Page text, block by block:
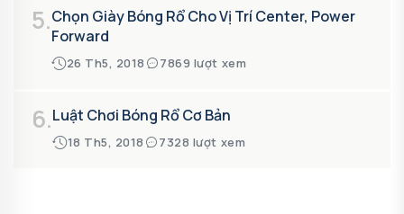
5.Chọn Giày Bóng Rổ Cho Vị Trí Center, Power
Forward
26 Th5, 2018 7869 lượt xem
6.Luật Chơi Bóng Rổ Cơ Bản
18 Th5, 2018 7328 lượt xem